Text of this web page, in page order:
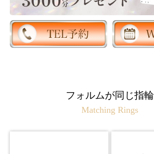
フォルムが同じ指輪
Matching Rings